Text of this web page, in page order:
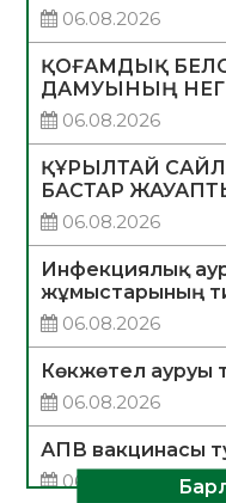
06.08.2026
ҚОҒАМДЫҚ
ДАМУЫНЫҢ
06.08.2026
ҚҰРЫЛТАЙ
БАСТАР
06.08.2026
Инфекциялық
жұмыстарының
06.08.2026
Көкжөтел ауруы
06.08.2026
АПВ вакцинасы
06.08.2026